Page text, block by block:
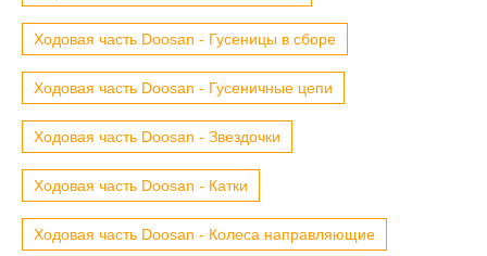
Ходовая часть Doosan - Гусеницы в сборе
Ходовая часть Doosan - Гусеничные цепи
Ходовая часть Doosan - Звездочки
Ходовая часть Doosan - Катки
Ходовая часть Doosan - Колеса направляющие